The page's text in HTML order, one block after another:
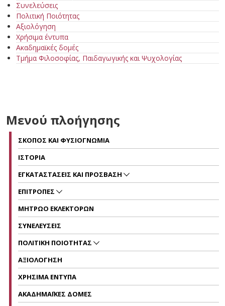
Συνελεύσεις
Πολιτική Ποιότητας
Αξιολόγηση
Χρήσιμα έντυπα
Ακαδημαϊκές δομές
Τμήμα Φιλοσοφίας, Παιδαγωγικής και Ψυχολογίας
Μενού πλοήγησης
ΣΚΟΠΟΣ ΚΑΙ ΦΥΣΙΟΓΝΩΜΙΑ
ΙΣΤΟΡΙΑ
ΕΓΚΑΤΑΣΤΑΣΕΙΣ ΚΑΙ ΠΡΟΣΒΑΣΗ
ΕΠΙΤΡΟΠΕΣ
ΜΗΤΡΩΟ ΕΚΛΕΚΤΟΡΩΝ
ΣΥΝΕΛΕΥΣΕΙΣ
ΠΟΛΙΤΙΚΗ ΠΟΙΟΤΗΤΑΣ
ΑΞΙΟΛΟΓΗΣΗ
ΧΡΗΣΙΜΑ ΕΝΤΥΠΑ
ΑΚΑΔΗΜΑΪΚΕΣ ΔΟΜΕΣ